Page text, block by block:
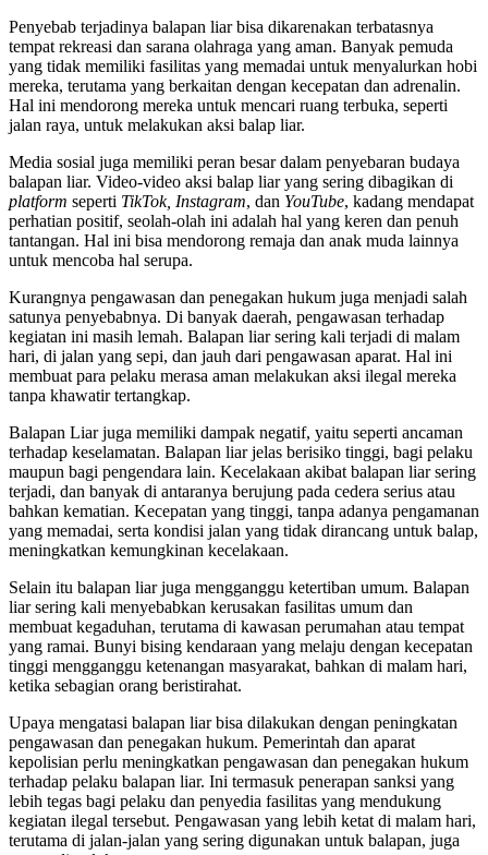
Penyebab terjadinya balapan liar bisa dikarenakan terbatasnya
tempat rekreasi dan sarana olahraga yang aman. Banyak pemuda
yang tidak memiliki fasilitas yang memadai untuk menyalurkan hobi
mereka, terutama yang berkaitan dengan kecepatan dan adrenalin.
Hal ini mendorong mereka untuk mencari ruang terbuka, seperti
jalan raya, untuk melakukan aksi balap liar.
Media sosial juga memiliki peran besar dalam penyebaran budaya
balapan liar. Video-video aksi balap liar yang sering dibagikan di
platform seperti TikTok, Instagram, dan YouTube, kadang mendapat
perhatian positif, seolah-olah ini adalah hal yang keren dan penuh
tantangan. Hal ini bisa mendorong remaja dan anak muda lainnya
untuk mencoba hal serupa.
Kurangnya pengawasan dan penegakan hukum juga menjadi salah
satunya penyebabnya. Di banyak daerah, pengawasan terhadap
kegiatan ini masih lemah. Balapan liar sering kali terjadi di malam
hari, di jalan yang sepi, dan jauh dari pengawasan aparat. Hal ini
membuat para pelaku merasa aman melakukan aksi ilegal mereka
tanpa khawatir tertangkap.
Balapan Liar juga memiliki dampak negatif, yaitu seperti ancaman
terhadap keselamatan. Balapan liar jelas berisiko tinggi, bagi pelaku
maupun bagi pengendara lain. Kecelakaan akibat balapan liar sering
terjadi, dan banyak di antaranya berujung pada cedera serius atau
bahkan kematian. Kecepatan yang tinggi, tanpa adanya pengamanan
yang memadai, serta kondisi jalan yang tidak dirancang untuk balap,
meningkatkan kemungkinan kecelakaan.
Selain itu balapan liar juga mengganggu ketertiban umum. Balapan
liar sering kali menyebabkan kerusakan fasilitas umum dan
membuat kegaduhan, terutama di kawasan perumahan atau tempat
yang ramai. Bunyi bising kendaraan yang melaju dengan kecepatan
tinggi mengganggu ketenangan masyarakat, bahkan di malam hari,
ketika sebagian orang beristirahat.
Upaya mengatasi balapan liar bisa dilakukan dengan peningkatan
pengawasan dan penegakan hukum. Pemerintah dan aparat
kepolisian perlu meningkatkan pengawasan dan penegakan hukum
terhadap pelaku balapan liar. Ini termasuk penerapan sanksi yang
lebih tegas bagi pelaku dan penyedia fasilitas yang mendukung
kegiatan ilegal tersebut. Pengawasan yang lebih ketat di malam hari,
terutama di jalan-jalan yang sering digunakan untuk balapan, juga